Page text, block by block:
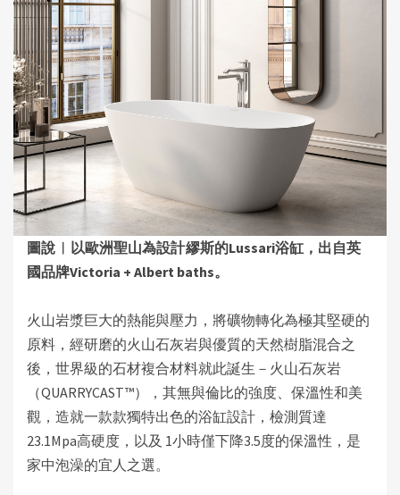
圖說︱ 以歐洲聖山為設計繆斯的Lussari浴缸，出自英
國品牌Victoria + Albert baths。
火山岩漿巨大的熱能與壓力 ， 將礦物轉化為極其堅硬的
原料 ， 經研磨的火山石灰岩與優質的天然樹脂混合之
後 ， 世界級的石材複合材料就此誕生－火山石灰岩
（QUARRYCAST™）
，其無與倫比的強度、保溫性和美
觀 ， 造就一款款獨特出色的浴缸設計，檢測質達
23.1Mpa高硬度，以及 1小時僅下降3.5度的保溫性，是
家中泡澡的宜人之選。